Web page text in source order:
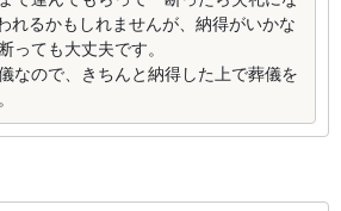
れるかもしれませんが、納得がいかな
っても大丈夫です。
なので、きちんと納得した上で葬儀を